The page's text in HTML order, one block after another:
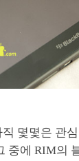
몇몇은 관
중에 RIM의